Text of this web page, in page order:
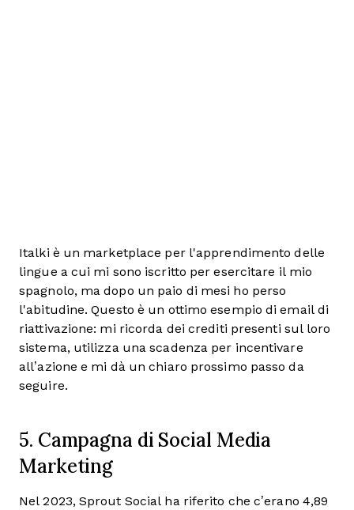
Italki è un marketplace per l'apprendimento delle
lingue a cui mi sono iscritto per esercitare il mio
spagnolo, ma dopo un paio di mesi ho perso
l'abitudine. Questo è un ottimo esempio di email di
riattivazione: mi ricorda dei crediti presenti sul loro
sistema, utilizza una scadenza per incentivare
all’azione e mi dà un chiaro prossimo passo da
seguire.
5. Campagna di Social Media
Marketing
Nel 2023, Sprout Social ha riferito che c’erano 4,89